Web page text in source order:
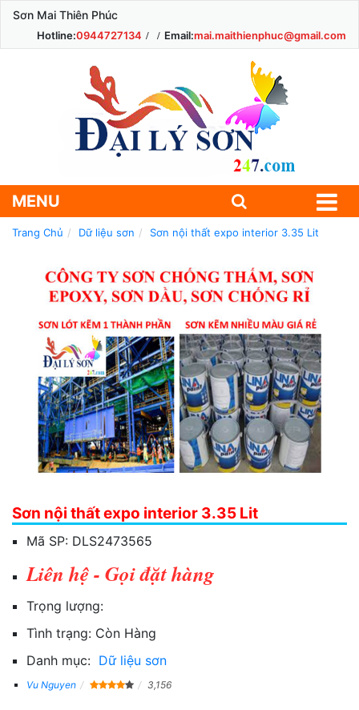
Sơn Mai Thiên Phúc
Hotline:0944727134 Email:mai.maithienphuc@gmail.com
MENU
Trang Chủ Dữ liệu sơn Sơn nội thất expo interior 3.35 Lit
Sơn nội thất expo interior 3.35 Lit
Mã SP: DLS2473565
Liên hệ - Gọi đặt hàng
Trọng lượng:
Tình trạng: Còn Hàng
Danh mục: Dữ liệu sơn
Vu Nguyen 3,156